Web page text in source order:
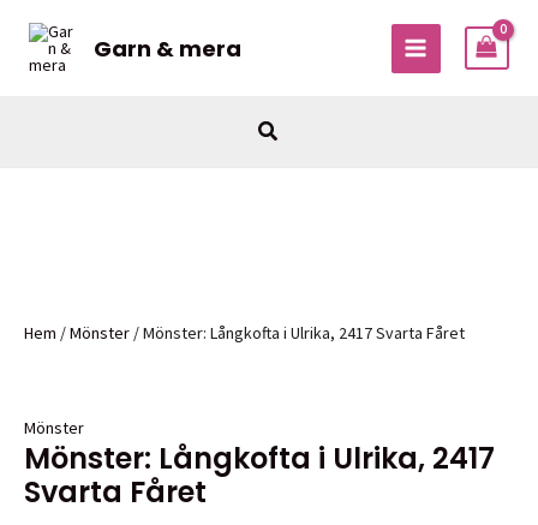
innehåll
Garn & mera
MAIN
Sök
Hem /Mönster / Mönster: Långkofta i Ulrika, 2417 Svarta Fåret
Mönster
Mönster: Långkofta i Ulrika, 2417
Svarta Fåret